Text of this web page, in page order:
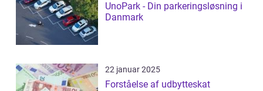
UnoPark - Din parkeringsløsning i
Danmark
22 januar 2025
Forståelse af udbytteskat